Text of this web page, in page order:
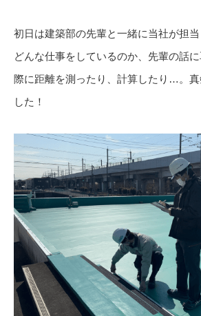
初日は建築部の先輩と一緒に当社が担当
どんな仕事をしているのか、先輩の話
際に距離を測ったり、計算したり…。
した！